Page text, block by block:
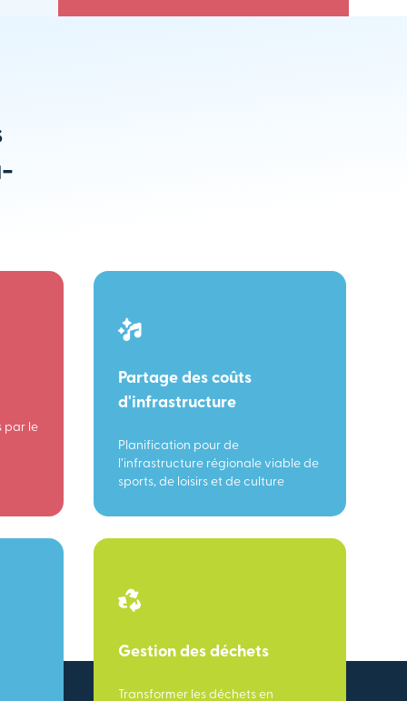
par le
Partage des coûts
d'infrastructure
Planification pour de
l’infrastructure régionale viable de
sports, de loisirs et de culture
Gestion des déchets
Transformer les déchets en